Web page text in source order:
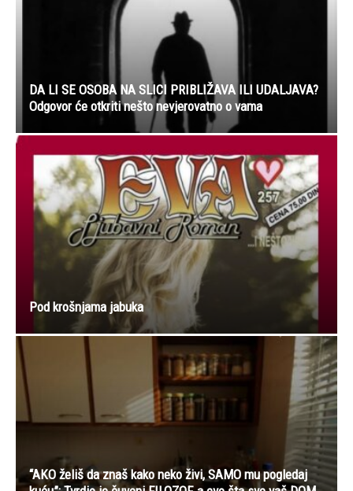
DA LI SE OSOBA NA SLICI PRIBLIŽAVA ILI UDALJAVA?
Odgovor će otkriti nešto nevjerovatno o vama
Pod krošnjama jabuka
“AKO želiš da znaš kako neko živi, SAMO mu pogledaj